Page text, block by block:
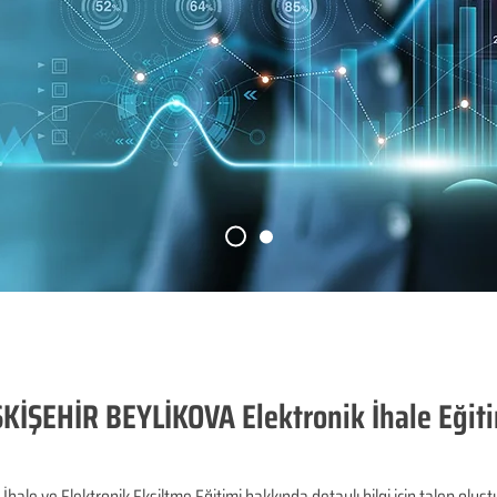
BEYLİKOVA Elektronik İhale